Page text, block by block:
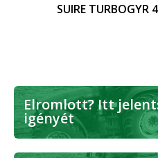
SUIRE
Elromlott? Itt
igényét